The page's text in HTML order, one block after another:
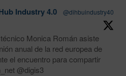
Industry 4.0
@dihbuindustry40
Monica Román asiste
anual de la red europea de
el encuentro para compartir
@digis3